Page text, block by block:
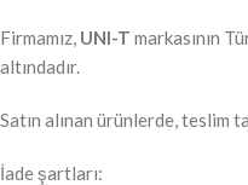
Firmamız, UNI-T markasının
altındadır.
Satın alınan ürünlerde, teslim
İade şartları: